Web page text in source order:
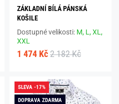
ZÁKLADNÍ BÍLÁ PÁNSKÁ
KOŠILE
Dostupné velikosti: M, L,XL,
XXL
1 474 Kč 2 182 Kč
SLEVA -17%
DOPRAVA ZDARMA